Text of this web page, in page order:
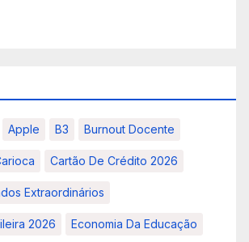
Apple B3 Burnout Docente
Cartão De Crédito 2026
Extraordinários
2026 Economia Da Educação